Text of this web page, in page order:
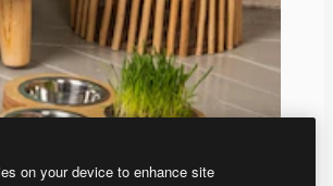
on your device to enhance site